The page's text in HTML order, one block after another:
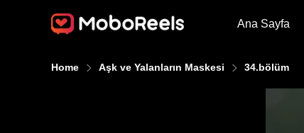
Ana Sayfa
Home Aşk ve Yalanların Maskesi 34.bölüm